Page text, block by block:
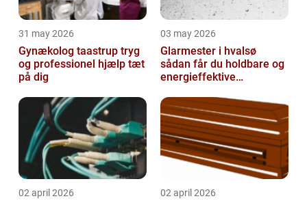
31 may 2026
Gynækolog taastrup tryg
og professionel hjælp tæt
på dig
03 may 2026
Glarmester i hvalsø
sådan får du holdbare og
energieffektive
02 april 2026 02 april 2026